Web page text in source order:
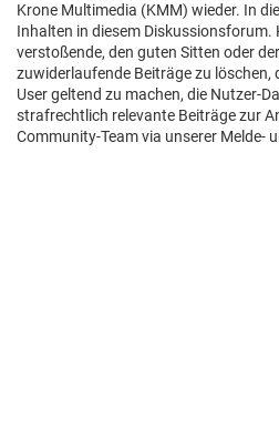
Krone Multimedia (KMM) wieder. In
Inhalten in diesem Diskussionsforum.
verstoßende, den guten Sitten oder der
zuwiderlaufende Beiträge zu löschen,
User geltend zu machen, die Nutzer-
strafrechtlich relevante Beiträge zur
Community-Team via unserer Melde-